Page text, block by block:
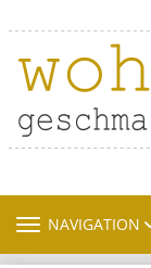
TOGGLE
NAVIGATION